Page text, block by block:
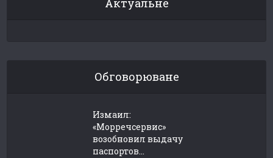
Актуальне
Обговорюване
Измаил:
«Морречсервис»
возобновил выдачу
паспортов...